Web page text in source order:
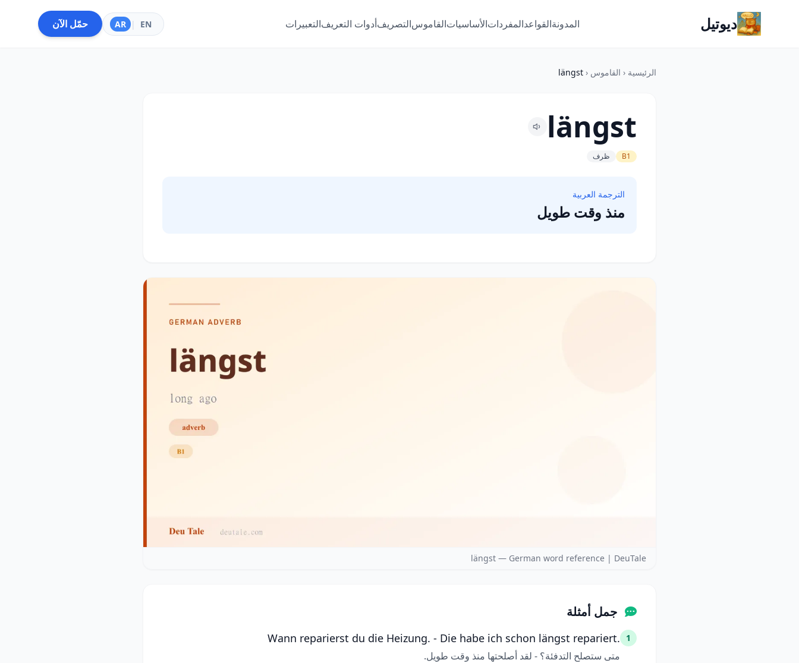
ديوتيل المدونةالقواعدالمفرداتالأساسياتالقاموسالتصريفأدوات التعريفالتعبيرات EN
|
AR حمّل الآن
الرئيسية ‹ القاموس ‹
längst
längst
B1 ظرف
الترجمة العربية
منذ وقت طويل
längst — German word reference | DeuTale
جمل أمثلة
1
Wann reparierst du die Heizung. - Die habe ich schon längst repariert.
متى ستصلح التدفئة؟ - لقد أصلحتها منذ وقت طويل.